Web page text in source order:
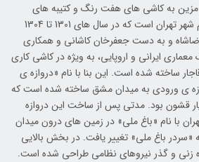
مزین به کاشی های هفت رنگ و کتیبه های
متعدد یکی از نمادهای قدیم شهر تهران است که در سال های 1301 تا 1304
و به دست جعفرخان کاشانی و همکاری
معماری ایرانی و اروپایی، به ویژه در کاشی کاری
ساخته شده است. این بنا با نام «دروازه ی
ی ورودی به میدان مشق ساخته شده است که
قشون بود. مدتی پس از ساخت این دروازه
با نام «باغ ملی» در زمین های درون میدان
باغ ملی» تغییر یافت. در بخش بالایی
زنی و گذر نیروهای نظامی طراحی شده است.